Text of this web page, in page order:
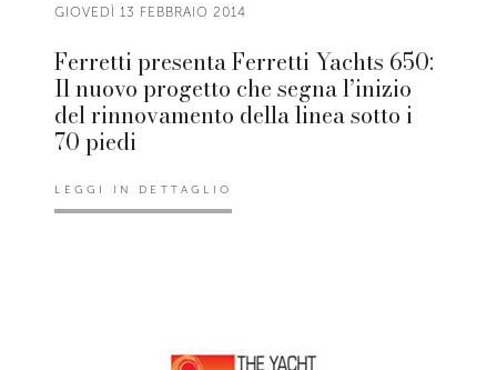
GIOVEDÌ 13 FEBBRAIO 2014
Ferretti presenta Ferretti Yachts 650:
Il nuovo progetto che segna l’inizio
del rinnovamento della linea sotto i
70 piedi
LEGGI IN DETTAGLIO